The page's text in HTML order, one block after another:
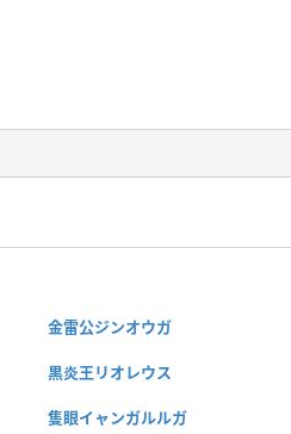
金雷公ジンオウガ
黒炎王リオレウス
隻眼イャンガルルガ